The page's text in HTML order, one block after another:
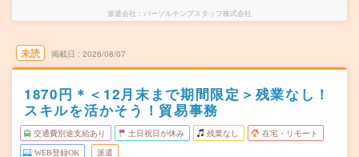
派遣会社 パーソルテンプスタッフ株式会社
未読 掲載日 2026/08/07
1870円＊＜12月末まで期間限定＞残業なし！
スキルを活かそう！貿易事務
交通費別途支給あり 土日祝日が休み 残業なし 在宅・リモート
WEB登録OK 派遣